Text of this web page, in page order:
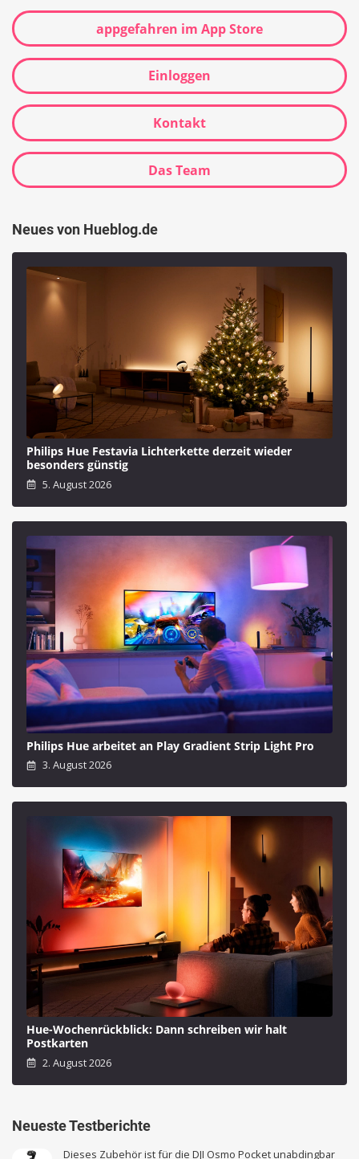
appgefahren im App Store
Einloggen
Kontakt
Das Team
Neues von Hueblog.de
Philips Hue Festavia Lichterkette derzeit wieder
besonders günstig
5. August 2026
Philips Hue arbeitet an Play Gradient Strip Light Pro
3. August 2026
Hue-Wochenrückblick: Dann schreiben wir halt
Postkarten
2. August 2026
Neueste Testberichte
Dieses Zubehör ist für die DJI Osmo Pocket unabdingbar